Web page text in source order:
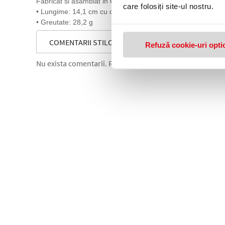
care folosiți site-ul nostru.
Refuză cookie-uri
• Lungime: 14,1 cm cu capacul inchis
• Greutate: 28,2 g
COMENTARII STILOU SOUVERAN M805 B, PENITA
Nu exista comentarii. Fii primul care comenteaza acest